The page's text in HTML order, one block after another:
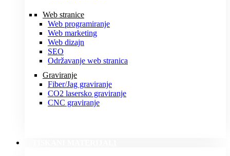
Web stranice
Web programiranje
Web marketing
Web dizajn
SEO
Održavanje web stranica
Graviranje
Fiber/Jag graviranje
CO2 lasersko graviranje
CNC graviranje